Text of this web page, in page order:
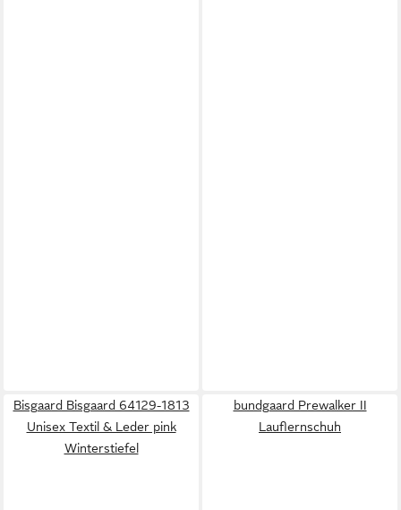
Bisgaard Bisgaard 64129-1813
Unisex Textil & Leder pink
Winterstiefel
bundgaard Prewalker II
Lauflernschuh